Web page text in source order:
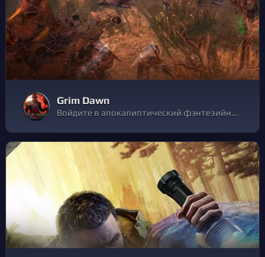
Grim Dawn
Войдите в апокалиптический фэнтезийный мир, где человечество находится на грани вымирания, железо ценится выше золота, а доверие зарабатывается с трудом. Эта ARPG включает в себя сложное развитие персонажа, сотни уникальных предметов, крафт и квесты с выбором и последствиями.